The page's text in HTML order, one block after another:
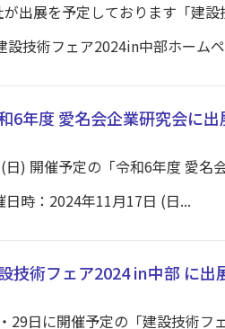
出展を予定しております「建
設技術フェア2024in中部ホーム
6年度 愛名会企業研究会に
) 開催予定の「令和6年度 愛名
日時：2024年11月17日 (日...
技術フェア2024 in中部 に
29日に開催予定の「建設技術フ